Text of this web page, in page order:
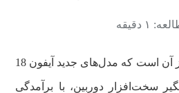
دقیقه
گزارش‌های متعدد حاکی از آن است که مدل‌های جدید آیفون 18
سخت‌افزار دوربین، با برآمدگی